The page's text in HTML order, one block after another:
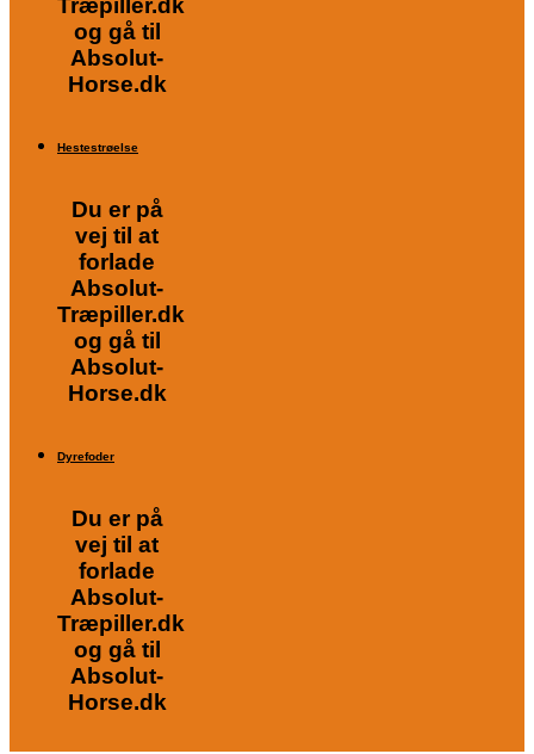
Træpiller.dk
og gå til
Absolut-
Horse.dk
Hestestrøelse
Du er på
vej til at
forlade
Absolut-
Træpiller.dk
og gå til
Absolut-
Horse.dk
Dyrefoder
Du er på
vej til at
forlade
Absolut-
Træpiller.dk
og gå til
Absolut-
Horse.dk